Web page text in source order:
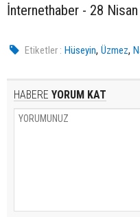
İnternethaber - 28
Etiketler : Hüseyin,Üzmez,
HABERE YORUM KAT